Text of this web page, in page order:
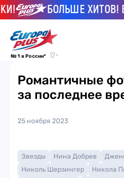
БОЛЬШЕ ХИТОВ!
№ 1 в России*
Романтичные
за последнее
25 ноября 2023
Звезды Нина Добрев
Николь Шерзингер
Никола